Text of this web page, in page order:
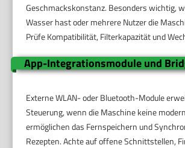
Geschmackskonstanz. Besonders wichtig,
Wasser hast oder mehrere Nutzer die
Prüfe Kompatibilität, Filterkapazität und
App-Integrationsmodule und
Externe WLAN- oder Bluetooth-Module
Steuerung, wenn die Maschine keine
ermöglichen das Fernspeichern und
Rezepten. Achte auf offene Schnittstellen,